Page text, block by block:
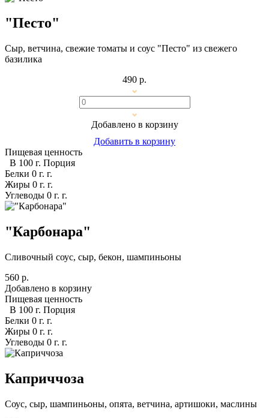
"Песто"
Сыр, ветчина, свежие томаты и соус "Песто" из свежего
базилика
490 р.
Добавлено в корзину
Добавить в корзину
Пищевая ценность
В 100 г. Порция
Белки 0 г. г.
Жиры 0 г. г.
Углеводы 0 г. г.
"Карбонара"
Сливочный соус, сыр, бекон, шампиньоны
560 р.
Добавлено в корзину
Пищевая ценность
В 100 г. Порция
Белки 0 г. г.
Жиры 0 г. г.
Углеводы 0 г. г.
Каприччоза
Соус, сыр, шампиньоны, опята, ветчина, артишоки, маслины